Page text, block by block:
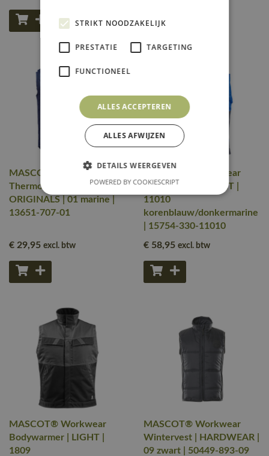
MASCOT® Workwear
Thermobodywarmer |
ORIGINALS | 01 marine |
13651-707-01
€ 29,95 excl. btw
MASCOT® Workwear
Bodywarmer | LIGHT |
11010
korenblauw/donkermarine
| 15754-330-11010
€ 58,95 excl. btw
MASCOT® Workwear
Bodywarmer | LIGHT |
1809
MASCOT® Workwear
Wintervest | HARDWEAR |
09 zwart | 50449-893-09
STRIKT NOODZAKELIJK
PRESTATIE TARGETING
FUNCTIONEEL
ALLES ACCEPTEREN
ALLES AFWIJZEN
DETAILS WEERGEVEN
POWERED BY COOKIESCRIPT